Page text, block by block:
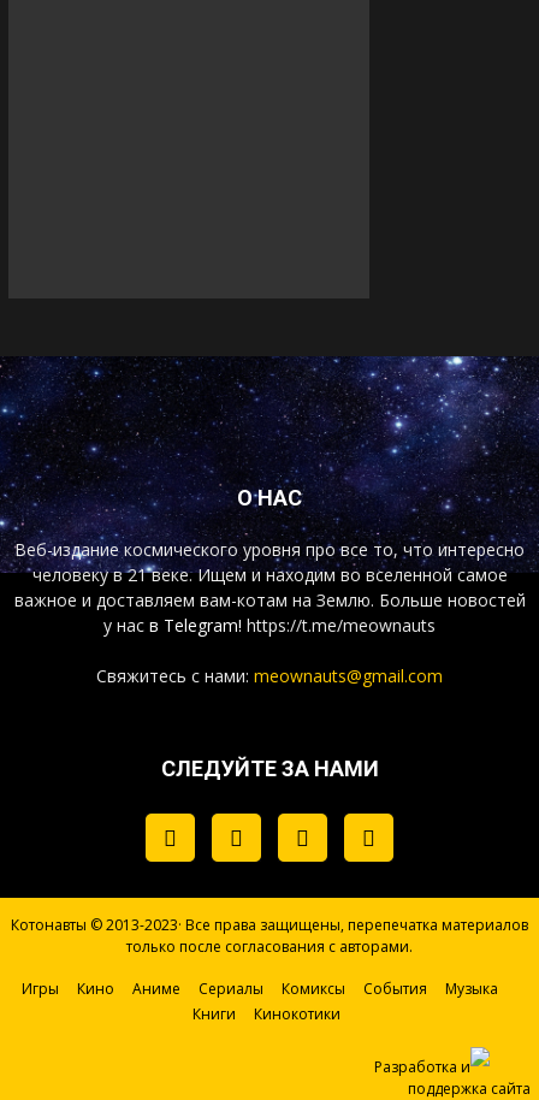
О НАС
Веб-издание космического уровня про все то, что интересно
человеку в 21 веке. Ищем и находим во вселенной самое
важное и доставляем вам-котам на Землю. Больше новостей
у нас в Telegram! https://t.me/meownauts
Свяжитесь с нами: meownauts@gmail.com
СЛЕДУЙТЕ ЗА НАМИ
Котонавты © 2013-2023· Все права защищены, перепечатка материалов
только после согласования с авторами.
Игры Кино Аниме Сериалы Комиксы События
Музыка
Книги
Кинокотики
Разработка и
поддержка сайта